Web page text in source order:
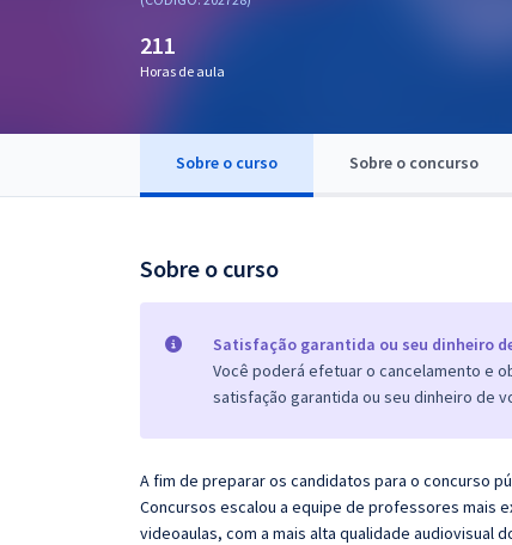
OAB
211
Horas de aula
Sobre o curso Sobre o concurso
Sobre o curso
Satisfação garantida ou seu dinheiro
Você poderá efetuar o cancelamento e
satisfação garantida ou seu dinheiro de
A fim de preparar os candidatos para o concurso
Concursos escalou a equipe de professores mais
videoaulas, com a mais alta qualidade audiovisual